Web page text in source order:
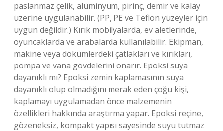
paslanmaz çelik, alüminyum, pirinç, demir ve kalay
üzerine uygulanabilir. (PP, PE ve Teflon yüzeyler için
uygun değildir.) Kırık mobilyalarda, ev aletlerinde,
oyuncaklarda ve arabalarda kullanılabilir. Ekipman,
makine veya dökümlerdeki çatlakları ve kırıkları,
pompa ve vana gövdelerini onarır. Epoksi suya
dayanıklı mı? Epoksi zemin kaplamasının suya
dayanıklı olup olmadığını merak eden çoğu kişi,
kaplamayı uygulamadan önce malzemenin
özellikleri hakkında araştırma yapar. Epoksi reçine,
gözeneksiz, kompakt yapısı sayesinde suyu tutmaz